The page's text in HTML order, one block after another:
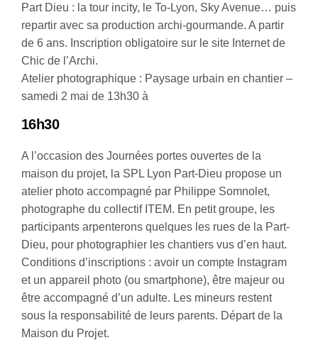
Part Dieu : la tour incity, le To-Lyon, Sky Avenue… puis
repartir avec sa production archi-gourmande. A partir
de 6 ans. Inscription obligatoire sur le site Internet de
Chic de l’Archi.
Atelier photographique : Paysage urbain en chantier –
samedi 2 mai de 13h30 à
16h30
A l’occasion des Journées portes ouvertes de la
maison du projet, la SPL Lyon Part-Dieu propose un
atelier photo accompagné par Philippe Somnolet,
photographe du collectif ITEM. En petit groupe, les
participants arpenterons quelques les rues de la Part-
Dieu, pour photographier les chantiers vus d’en haut.
Conditions d’inscriptions : avoir un compte Instagram
et un appareil photo (ou smartphone), être majeur ou
être accompagné d’un adulte. Les mineurs restent
sous la responsabilité de leurs parents. Départ de la
Maison du Projet.